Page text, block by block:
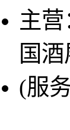
主
国
(服